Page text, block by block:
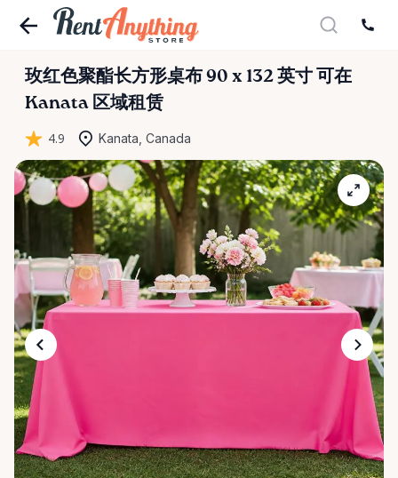
玫红色聚酯长方形桌布 90 x 132 英寸 可在
Kanata 区域租赁
4.9 Kanata, Canada